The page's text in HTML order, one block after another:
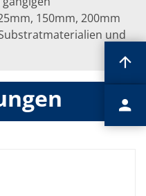
150mm, 200mm
und